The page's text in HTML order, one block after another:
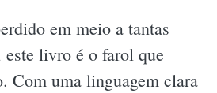
em meio a tantas
este livro é o farol que
Com uma linguagem clara